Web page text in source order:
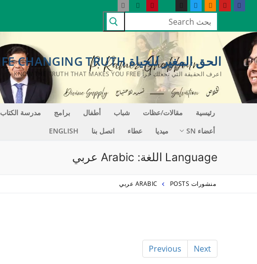
التجاوز
المحتوى
البحث
عن:
الحق المغير للحياة LIFE CHANGING TRUTH
اعرف الحقيقة التي تجعلك حراً KNOW THE TRUTH THAT MAKES YOU FREE
رئيسية مقالات/عظات شباب أطفال برامج مدرسة الكتاب BS
أعضاء SN
ميديا عطاء اتصل بنا ENGLISH
Language اللغة: Arabic عربي
منشورات POSTS ARABIC عربي
Previous Next